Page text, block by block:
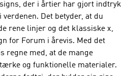
der i årtier har gjort indtryk
Det betyder, at du
rene linjer og det klassiske x,
for Forum i årevis. Med det
regne med, at de mange
og funktionelle materialer.